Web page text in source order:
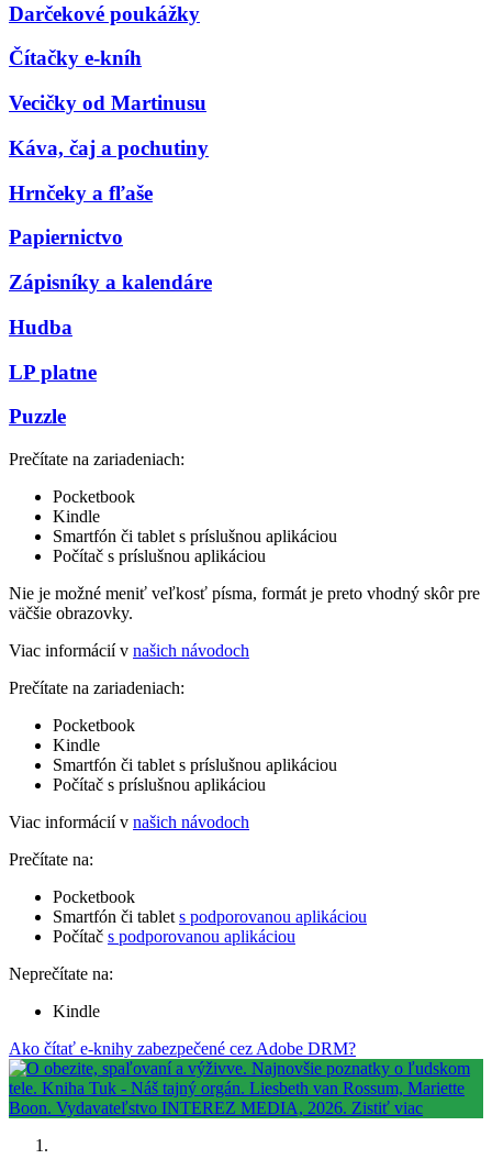
Darčekové poukážky
Čítačky e-kníh
Vecičky od Martinusu
Káva, čaj a pochutiny
Hrnčeky a fľaše
Papiernictvo
Zápisníky a kalendáre
Hudba
LP platne
Puzzle
Prečítate na zariadeniach:
Pocketbook
Kindle
Smartfón či tablet s príslušnou aplikáciou
Počítač s príslušnou aplikáciou
Nie je možné meniť veľkosť písma, formát je preto vhodný skôr pre
väčšie obrazovky.
Viac informácií v našich návodoch
Prečítate na zariadeniach:
Pocketbook
Kindle
Smartfón či tablet s príslušnou aplikáciou
Počítač s príslušnou aplikáciou
Viac informácií v našich návodoch
Prečítate na:
Pocketbook
Smartfón či tablet s podporovanou aplikáciou
Počítač s podporovanou aplikáciou
Neprečítate na:
Kindle
Ako čítať e-knihy zabezpečené cez Adobe DRM?